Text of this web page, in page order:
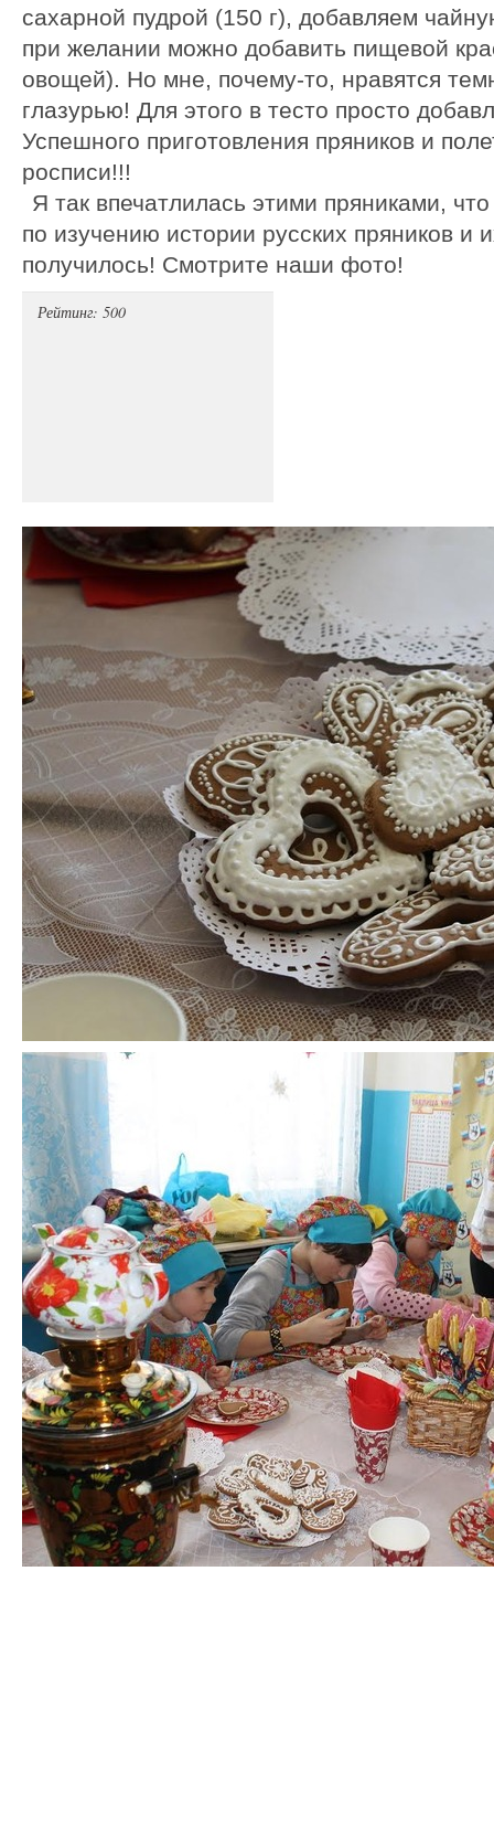
сахарной пудрой (150 г), добавляем
при желании можно добавить пищевой
овощей). Но мне, почему-то, нравятся
глазурью! Для этого в тесто просто
Успешного приготовления пряников и
росписи!!!
Я так впечатлилась этими пряниками,
по изучению истории русских пряников и
получилось! Смотрите наши фото!
Рейтинг: 500